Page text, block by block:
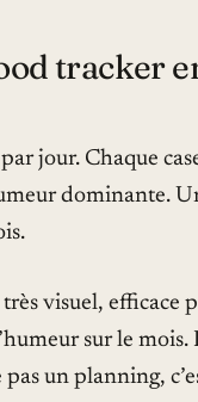
tracker
jour. Chaque
dominante.
très visuel, efficace
sur le mois.
un planning,